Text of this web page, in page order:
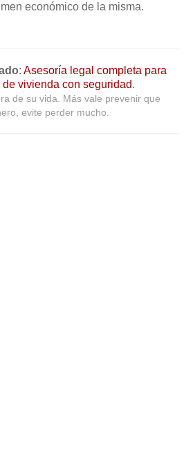
económico de la misma.
: Asesoría legal completa para
vivienda con seguridad.
de su vida. Más vale prevenir que
evite perder mucho.